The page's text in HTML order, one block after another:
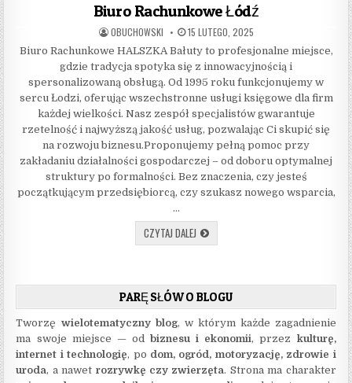
Biuro Rachunkowe Łódź
AUTHOR:
OBUCHOWSKI PUBLISHED DATE:
15 LUTEGO, 2025
Biuro Rachunkowe HALSZKA Bałuty to profesjonalne miejsce,
gdzie tradycja spotyka się z innowacyjnością i
spersonalizowaną obsługą. Od 1995 roku funkcjonujemy w
sercu Łodzi, oferując wszechstronne usługi księgowe dla firm
każdej wielkości. Nasz zespół specjalistów gwarantuje
rzetelność i najwyższą jakość usług, pozwalając Ci skupić się
na rozwoju biznesu.Proponujemy pełną pomoc przy
zakładaniu działalności gospodarczej – od doboru optymalnej
struktury po formalności. Bez znaczenia, czy jesteś
początkującym przedsiębiorcą, czy szukasz nowego wsparcia,
…
CZYTAJ DALEJBIURO RACHUNKOWE ŁÓDŹ
PARĘ SŁÓW O BLOGU
Tworzę wielotematyczny blog, w którym każde zagadnienie
ma swoje miejsce — odbiznesu i ekonomii, przez kulturę,
internet i technologię, po dom, ogród, motoryzację, zdrowie i
uroda, a nawet rozrywkę czy zwierzęta. Strona ma charakter